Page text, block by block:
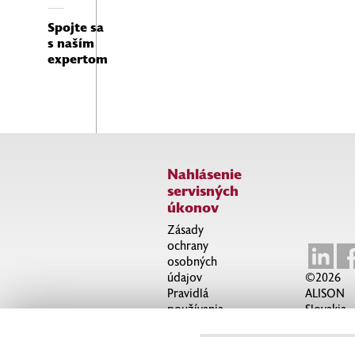
Spojte sa
s naším
expertom
pracovať
Nahlásenie
servisných
úkonov
Zásady
ochrany
osobných
údajov
Pravidlá
používania
©2026
ALISON
Slovakia